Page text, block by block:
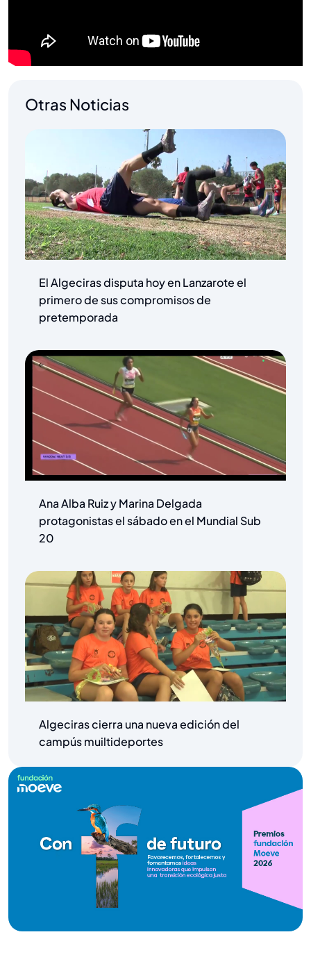
Otras Noticias
El Algeciras disputa hoy en Lanzarote el
primero de sus compromisos de
pretemporada
Ana Alba Ruiz y Marina Delgada
protagonistas el sábado en el Mundial Sub
20
Algeciras cierra una nueva edición del
campús muiltideportes